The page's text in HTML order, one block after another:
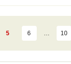
5 6 … 10